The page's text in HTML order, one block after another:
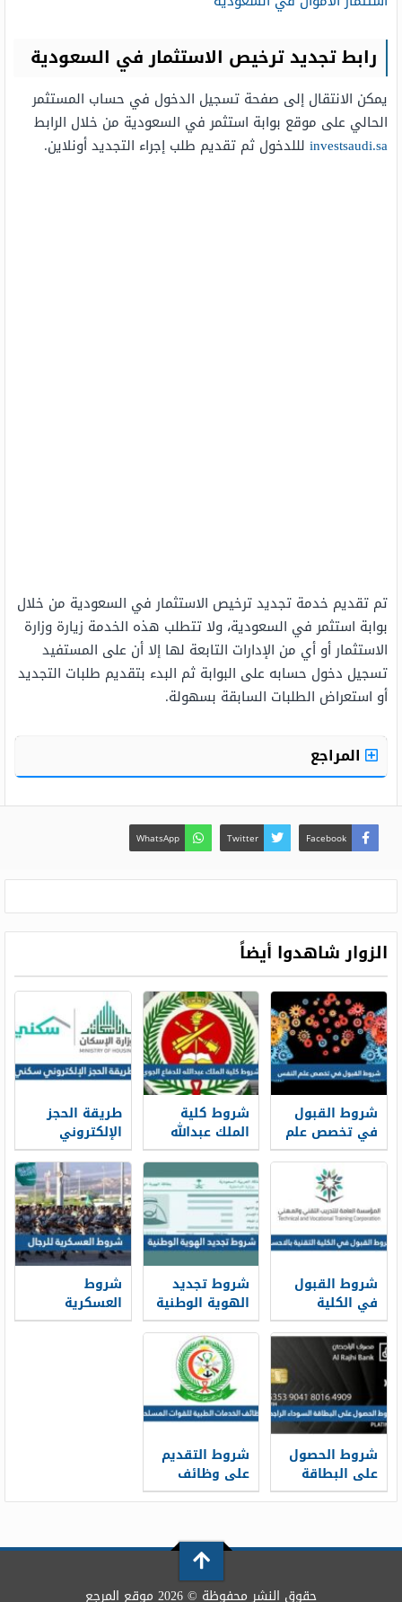
رابط تجديد ترخيص الاستثمار في السعودية
يمكن الانتقال إلى صفحة تسجيل الدخول في حساب المستثمر
الحالي على موقع بوابة استثمر في السعودية من خلال الرابط
investsaudi.sa لللدخول ثم تقديم طلب إجراء التجديد أونلاين.
تم تقديم خدمة تجديد ترخيص الاستثمار في السعودية من خلال
بوابة استثمر في السعودية، ولا تتطلب هذه الخدمة زيارة وزارة
الاستثمار أو أي من الإدارات التابعة لها إلا أن على المستفيد
تسجيل دخول حسابه على البوابة ثم البدء بتقديم طلبات التجديد
أو استعراض الطلبات السابقة بسهولة.
المراجع
Facebook
Twitter
WhatsApp
الزوار شاهدوا أيضاً
شروط القبول
في تخصص علم
النفس ونسب
القبول 1448
شروط كلية
الملك عبدالله
للدفاع الجوي
1448 ونسب
القبول
طريقة الحجز
الإلكتروني
سكني 1448
وشروط الحجز
شروط القبول
في الكلية
التقنية بالاحساء
1448 ونسب
القبول
شروط تجديد
الهوية الوطنية
1448 قبل
انتهائها
شروط
العسكرية
للرجال 1448
شروط الحصول
على البطاقة
السوداء
شروط التقديم
على وظائف
الخدمات الطبية
حقوق النشر محفوظة © 2026 موقع المرجع